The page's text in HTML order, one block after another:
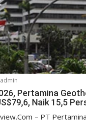
admin
Pertamina
Naik 15,5
– PT